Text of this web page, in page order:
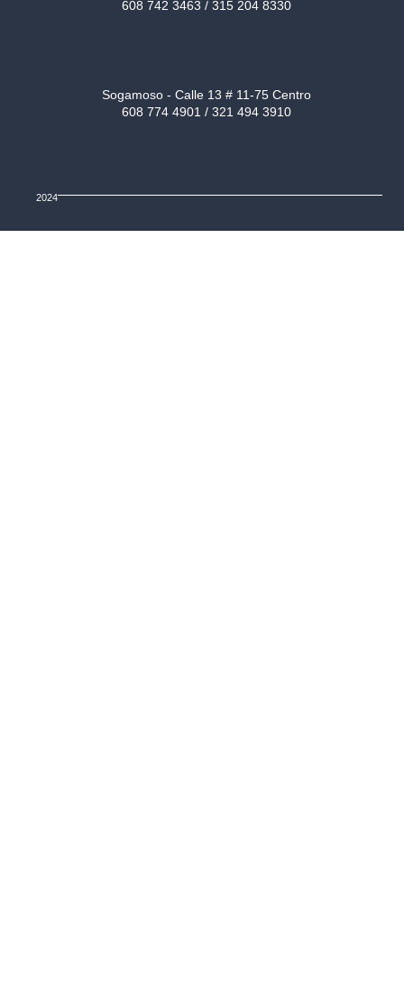
608 742 3463 / 315 204 8330
Sogamoso - Calle 13 # 11-75 Centro
608 774 4901 / 321 494 3910
2024